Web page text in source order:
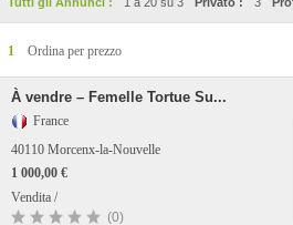
1 Ordina per prezzo
À vendre – Femelle Tortue Su...
France
40110 Morcenx-la-Nouvelle
1 000,00 €
Vendita /
(0)